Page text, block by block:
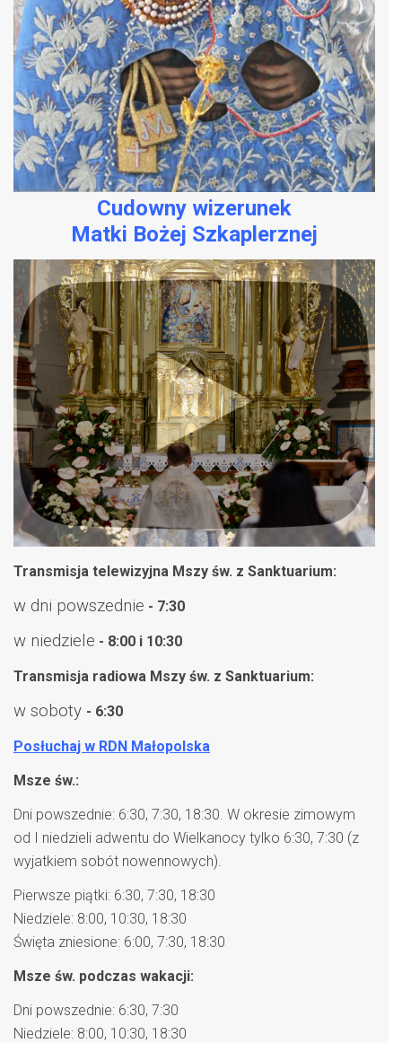
Cudowny wizerunek
Matki Bożej Szkaplerznej
Transmisja telewizyjna Mszy św. z Sanktuarium:
w dni powszednie - 7:30
w niedziele - 8:00 i 10:30
Transmisja radiowa Mszy św. z Sanktuarium:
w soboty - 6:30
Posłuchaj w RDN Małopolska
Msze św.:
Dni powszednie: 6:30, 7:30, 18:30. W okresie zimowym
od I niedzieli adwentu do Wielkanocy tylko 6:30, 7:30 (z
wyjatkiem sobót nowennowych).
Pierwsze piątki: 6:30, 7:30, 18:30
Niedziele: 8:00, 10:30, 18:30
Święta zniesione: 6:00, 7:30, 18:30
Msze św. podczas wakacji:
Dni powszednie: 6:30, 7:30
Niedziele: 8:00, 10:30, 18:30